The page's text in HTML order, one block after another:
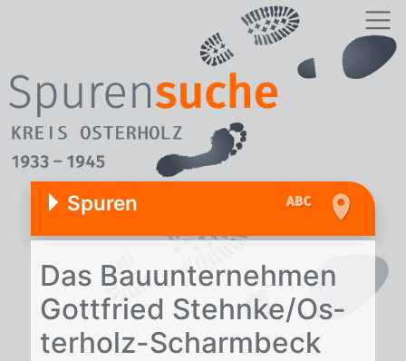
Spuren
Das Bau­un­ter­neh­men
Gott­fried Stehn­ke/​Os­
ter­holz-Scharm­beck